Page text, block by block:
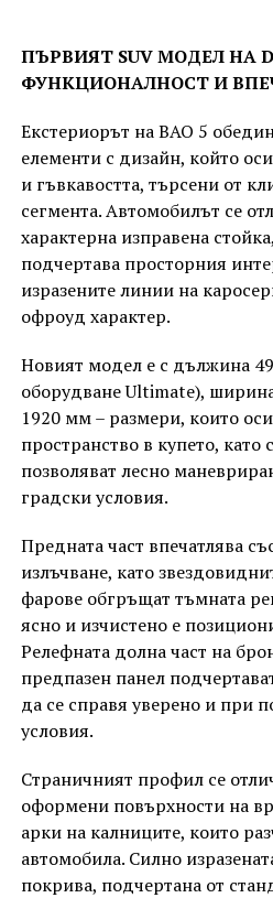
ПЪРВИЯТ SUV МОДЕЛ НА
ФУНКЦИОНАЛНОСТ И
Екстериорът на BAO 5
елементи с дизайн, който
и гъвкавостта, търсени от
сегмента. Автомобилът се
характерна изправена
подчертава просторния
изразените линии на
офроуд характер.
Новият модел е с дължина
оборудване Ultimate),
1920 мм – размери, които
пространство в купето,
позволяват лесно
градски условия.
Предната част впечатлява
излъчване, като
фарове обгръщат тъмната
ясно и изчистено е
Релефната долна част на
предпазен панел
да се справя уверено и при
условия.
Страничният профил се
оформени повърхности на
арки на калниците, които
автомобила. Силно
покрива, подчертана от